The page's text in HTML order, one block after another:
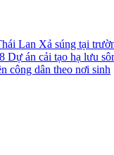
Lan Xả súng tại
Dự án cải tạo hạ lưu
công dân theo nơi sinh